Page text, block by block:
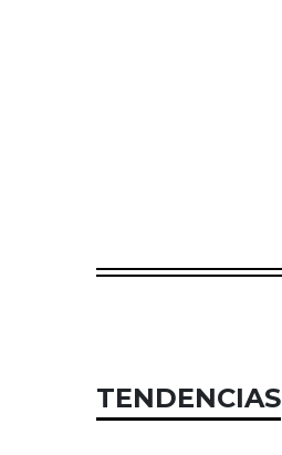
TENDENCIAS